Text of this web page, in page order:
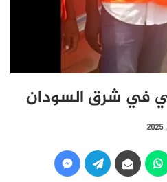
في شرق السودان